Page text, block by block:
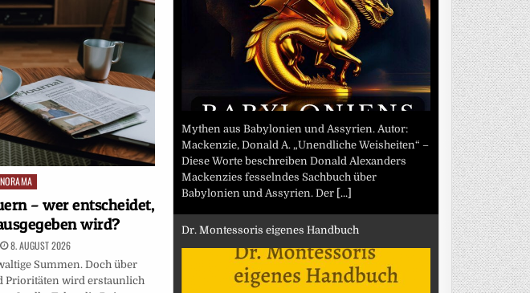
– wer entscheidet,
wird?
8. AUGUST 2026
Summen. Doch über
Prioritäten wird erstaunlich
Mythen aus Babylonien und Assyrien. Autor:
Mackenzie, Donald A. „Unendliche Weisheiten“ –
Diese Worte beschreiben Donald Alexanders
Mackenzies fesselndes Sachbuch über
Babylonien und Assyrien. Der [...]
Dr. Montessoris eigenes Handbuch